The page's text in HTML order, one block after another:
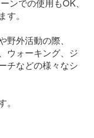
。
野外活動の際、
ウォーキング、ジ
チなどの様々なシ